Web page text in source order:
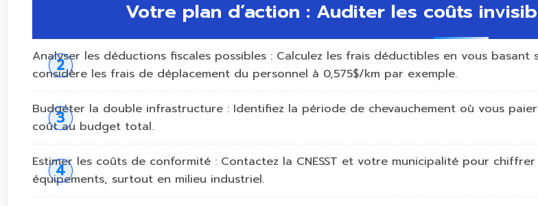
Votre plan d’action : Auditer les coûts
Analyser les déductions fiscales possibles : Calculez les frais déductibles en vous
considère les frais de déplacement du personnel à 0,575$/km par exemple.
Budgéter la double infrastructure : Identifiez la période de chevauchement où vous
coût au budget total.
Estimer les coûts de conformité : Contactez la CNESST et votre municipalité pour
équipements, surtout en milieu industriel.